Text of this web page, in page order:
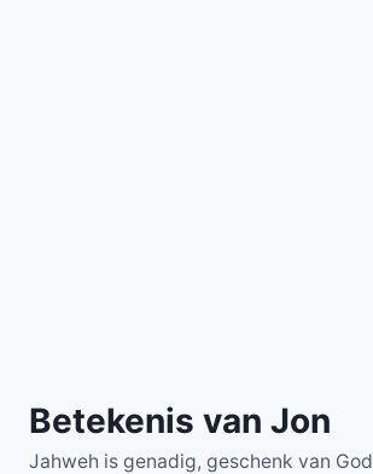
Betekenis van Jon
Jahweh is genadig, geschenk van God